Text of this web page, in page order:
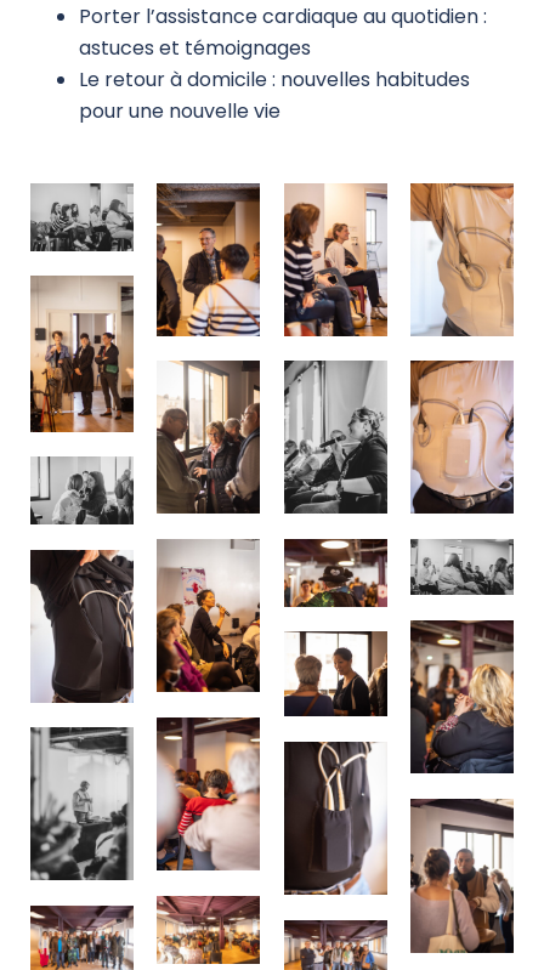
Porter l’assistance cardiaque au quotidien :
astuces et témoignages
Le retour à domicile : nouvelles habitudes
pour une nouvelle vie